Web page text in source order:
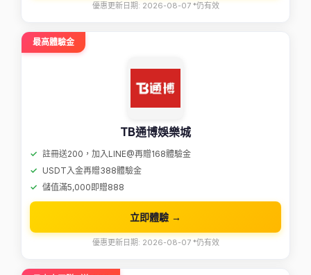
優惠更新日期: 2026-08-07 *仍有效
最高體驗金
TB通博娛樂城
註冊送200，加入LINE@再贈168體驗金
USDT入金再贈388體驗金
儲值滿5,000即贈888
立即體驗 →
優惠更新日期: 2026-08-07 *仍有效